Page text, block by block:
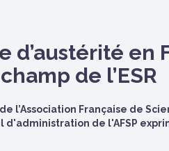
d’austérité en
de l’ESR
l’Association Française de
de l'AFSP